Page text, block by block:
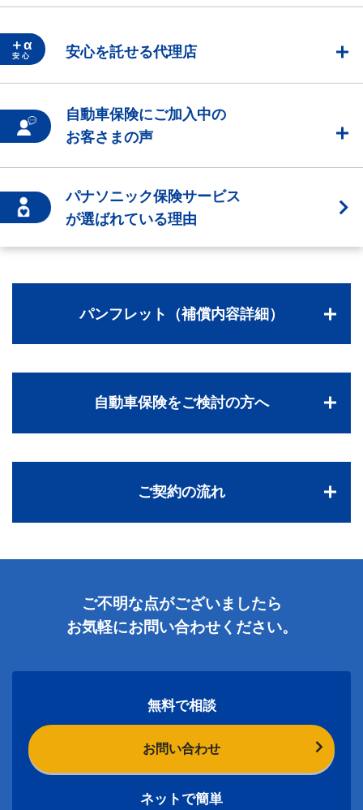
＋α
安 心 安心を託せる代理店
自動車保険にご加入中の
お客さまの声
パナソニック保険サービス
が選ばれている理由
パンフレット（補償内容詳細）
自動車保険をご検討の方へ
ご契約の流れ
無料で相談
お問い合わせ
ネットで簡単
ご不明な点がございましたら
お気軽にお問い合わせください。